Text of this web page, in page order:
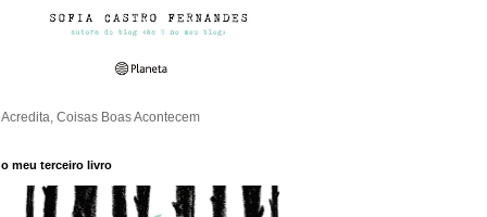
Acredita, Coisas Boas Acontecem
o meu terceiro livro